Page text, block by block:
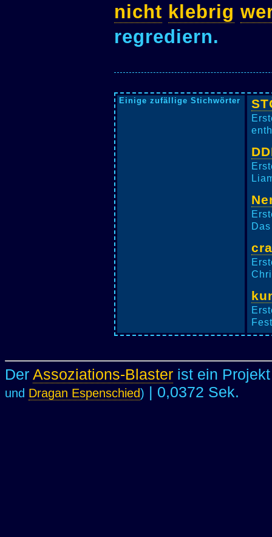
nicht klebrig
regrediern.
Einige zufällige Stichwörter
Der Assoziations-Blaster ist ein
und Dragan Espenschied) | 0,0372 Sek.